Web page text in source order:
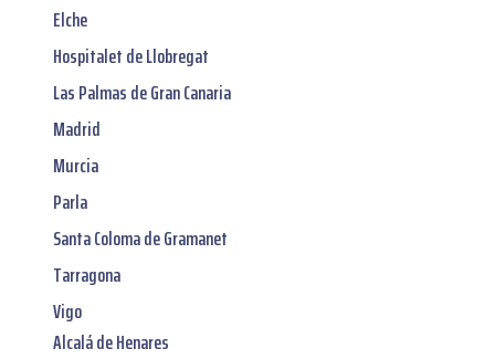
Elche
Hospitalet de Llobregat
Las Palmas de Gran Canaria
Madrid
Murcia
Parla
Santa Coloma de Gramanet
Tarragona
Vigo
Alcalá de Henares